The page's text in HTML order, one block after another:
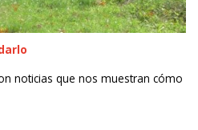
noticias que nos muestran cómo